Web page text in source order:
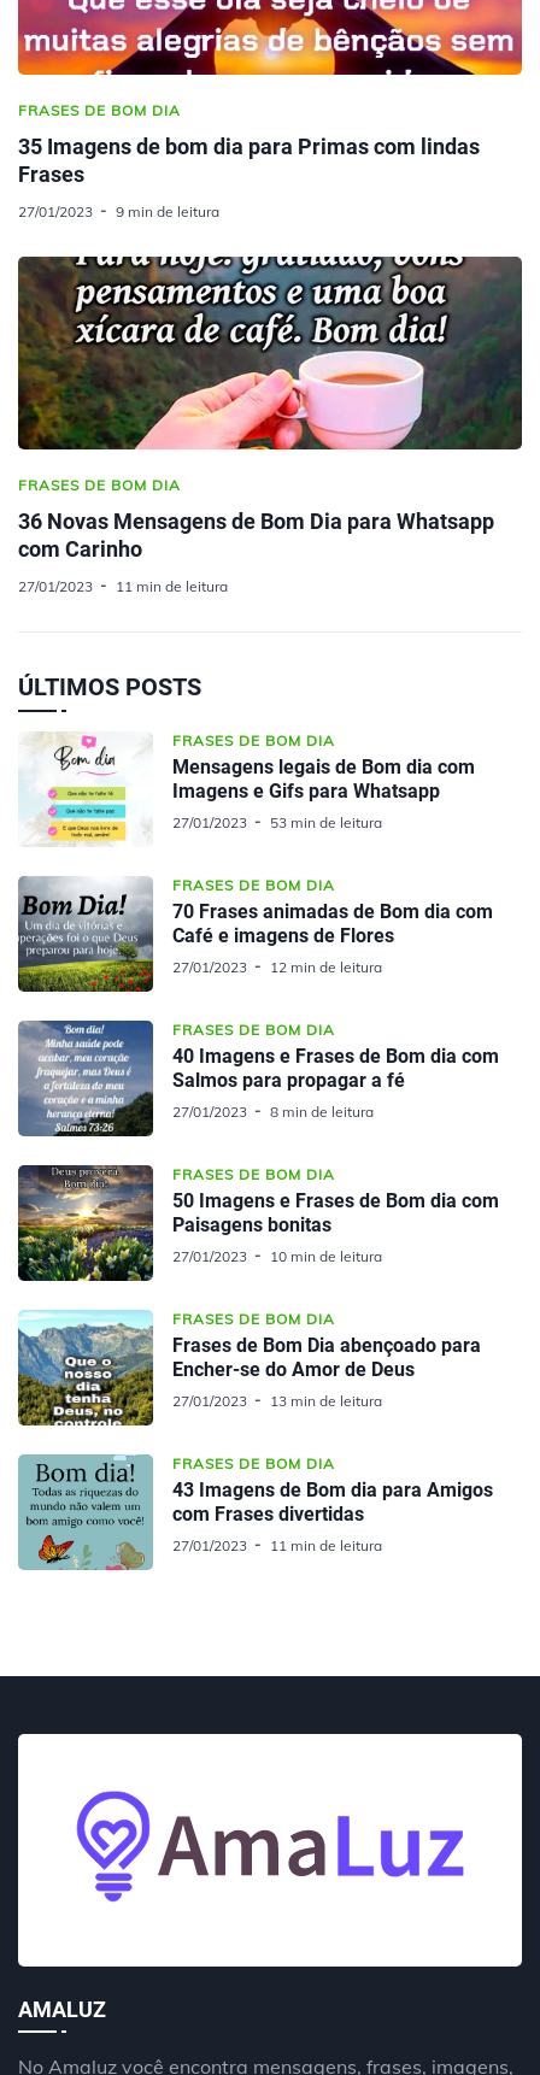
FRASES DE BOM DIA
35 Imagens de bom dia para Primas com lindas
Frases
27/01/2023 9 min de leitura
FRASES DE BOM DIA
36 Novas Mensagens de Bom Dia para Whatsapp
com Carinho
27/01/2023 11 min de leitura
ÚLTIMOS POSTS
FRASES DE BOM DIA
Mensagens legais de Bom dia com
Imagens e Gifs para Whatsapp
27/01/2023 53 min de leitura
FRASES DE BOM DIA
70 Frases animadas de Bom dia com
Café e imagens de Flores
27/01/2023 12 min de leitura
FRASES DE BOM DIA
40 Imagens e Frases de Bom dia com
Salmos para propagar a fé
27/01/2023 8 min de leitura
FRASES DE BOM DIA
50 Imagens e Frases de Bom dia com
Paisagens bonitas
27/01/2023 10 min de leitura
FRASES DE BOM DIA
Frases de Bom Dia abençoado para
Encher-se do Amor de Deus
27/01/2023 13 min de leitura
FRASES DE BOM DIA
43 Imagens de Bom dia para Amigos
com Frases divertidas
27/01/2023 11 min de leitura
AMALUZ
No Amaluz você encontra mensagens, frases, imagens,